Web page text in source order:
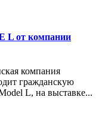
L от компании
компания
гражданскую
L, на выставке...